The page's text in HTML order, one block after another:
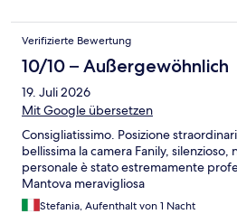
Verifizierte Bewertung
10/10 – Außergewöhnlich
19. Juli 2026
Mit Google übersetzen
Consigliatissimo. Posizione
bellissima la camera Fanily,
personale è stato estremamente
Mantova meravigliosa
Stefania, Aufenthalt von 1 Nacht